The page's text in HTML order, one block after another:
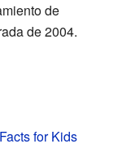
de
de 2004.
for Kids